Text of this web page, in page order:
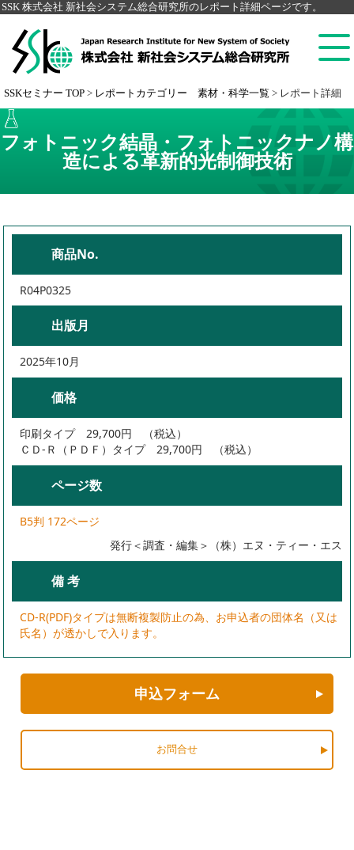
SSK 株式会社 新社会システム総合研究所のレポート詳細ページです。
SSKセミナー TOP > レポートカテゴリー 素材・科学一覧 > レポート詳細
フォトニック結晶・フォトニックナノ構
造による革新的光制御技術
商品No.
R04P0325
出版月
2025年10月
価格
印刷タイプ 29,700円 （税込）
ＣＤ-Ｒ（ＰＤＦ）タイプ 29,700円 （税込）
ページ数
B5判 172ページ
発行＜調査・編集＞（株）エヌ・ティー・エス
備 考
CD-R(PDF)タイプは無断複製防止の為、お申込者の団体名（又は
氏名）が透かしで入ります。
申込フォーム
お問合せ